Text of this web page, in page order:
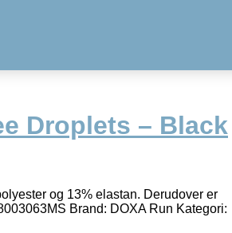
Droplets – Black
og 13% elastan. Derudover er
Brand: DOXA Run Kategori: